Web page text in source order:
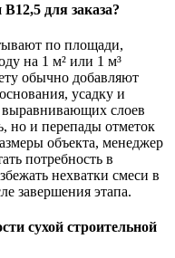
для заказа?
по площади,
на 1 м² или 1 м³
обычно добавляют
усадку и
выравнивающих слоев
но и перепады отметок
объекта, менеджер
потребность в
нехватки смеси в
завершения этапа.
сухой строительной